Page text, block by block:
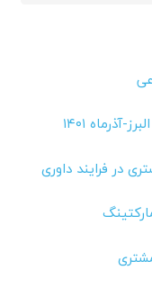
۱۴۰۱
در فرایند داوری